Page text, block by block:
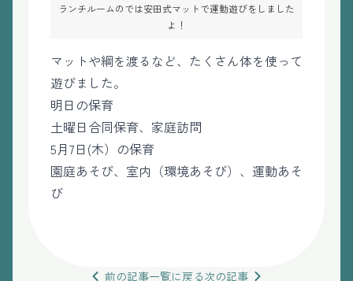
ランチルームのでは安田式マットで運動遊びをしました
よ！
マットや綱を渡るなど、たくさん体を使って
遊びました。
明日の保育
土曜日合同保育、家庭訪問
5月7日(木）の保育
園庭あそび、室内（環境あそび）、運動あそ
び
前の記事一覧に戻る次の記事